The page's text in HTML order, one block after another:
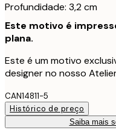
Profundidade: 3,2 cm
Este motivo é
plana.
Este é um motivo
designer no nosso
CAN14811-5
Histórico de preço
Saiba mais